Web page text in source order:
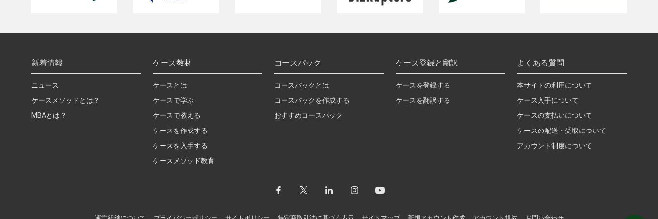
新着情報
ニュース
ケースメソッドとは？
MBAとは？
ケース教材
ケースとは
ケースで学ぶ
ケースで教える
ケースを作成する
ケースを入手する
ケースメソッド教育
コースパック
コースパックとは
コースパックを作成する
おすすめコースパック
ケース登録と翻訳
ケースを登録する
ケースを翻訳する
よくある質問
本サイトの利用について
ケース入手について
ケースの支払いについて
ケースの配送・受取について
アカウント制度について